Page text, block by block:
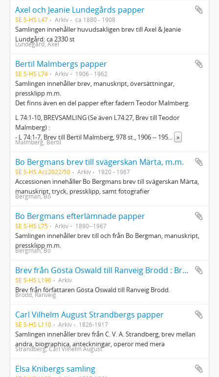
Axel och Jeanie Lundegårds papper
SE S-HS L47 Arkiv ca 1880 - 1908
Samlingen innehåller huvudsakligen brev till Axel & Jeanie
Lundgård: ca 2330 st
Lundegård, Axel
Bertil Malmbergs papper
SE S-HS L74 Arkiv 1906 - 1962
Samlingen innehåller brev, manuskript, översättningar,
pressklipp m.m.
Det finns även en del papper efter fadern Teodor Malmberg.
L 74:1-10, BREVSAMLING (Se även L74:27, Brev till Teodor
Malmberg) :
- L 74:1-7, Brev till Bertil Malmberg, 978 st., 1906 -- 195... »
Malmberg, Bertil
Bo Bergmans brev till svägerskan Märta, m.m.
SE S-HS Acc2022/50 Arkiv 1920 - 1967
Accessionen innehåller Bo Bergmans brev till svägerskan Märta,
manuskript, tryck, pressklipp, samt fotografier
Bergman, Bo
Bo Bergmans efterlämnade papper
SE S-HS L75 Arkiv 1890--1967
Samlingen innehåller brev till och från Bo Bergman, manuskript,
pressklipp m.m.
Bergman, Bo
Brev från Gösta Oswald till Ranveig Brodd : Brev till Brodd, Ranveig
SE S-HS L196 Arkiv
Brev från författaren Gösta Oswald till Ranveig Brodd.
Brodd, Ranveig
Carl Vilhelm August Strandbergs papper
SE S-HS L110 Arkiv 1826-1917
Samlingen innehåller brev från C. V. A. Strandberg, brev mellan
andra, biographica, anteckningar, operor med mera
Strandberg, Carl Vilhelm August
Elsa Knibergs samling